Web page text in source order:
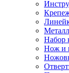
Набор
Нож и